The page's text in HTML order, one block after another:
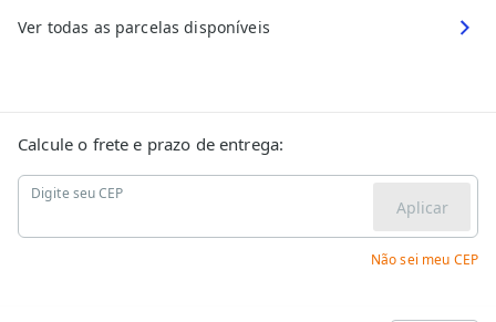
Ver todas as parcelas disponíveis
Calcule o frete e prazo de entrega:
Digite seu CEP
Aplicar
Não sei meu CEP